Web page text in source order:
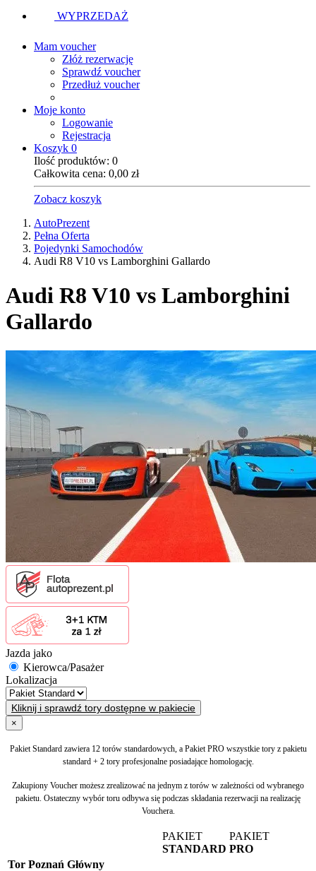
WYPRZEDAŻ
Mam voucher
Złóż rezerwację
Sprawdź voucher
Przedłuż voucher
Moje konto
Logowanie
Rejestracja
Koszyk 0
Ilość produktów: 0
Całkowita cena: 0,00 zł
Zobacz koszyk
AutoPrezent
Pełna Oferta
Pojedynki Samochodów
Audi R8 V10 vs Lamborghini Gallardo
Audi R8 V10 vs Lamborghini
Gallardo
Jazda jako
Kierowca/Pasażer
Lokalizacja
Kliknij i sprawdź tory dostępne w pakiecie
×
Pakiet Standard zawiera 12 torów standardowych, a Pakiet PRO wszystkie tory z pakietu
standard + 2 tory profesjonalne posiadające homologację.
Zakupiony Voucher możesz zrealizować na jednym z torów w zależności od wybranego
pakietu. Ostateczny wybór toru odbywa się podczas składania rezerwacji na realizację
Vouchera.
PAKIET
STANDARD
PAKIET
PRO
Tor Poznań Główny